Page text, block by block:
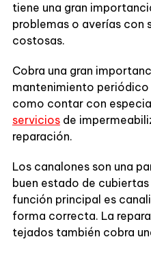
tiene una gran
problemas o averías con
costosas.
Cobra una gran
mantenimiento
como contar con
serviciosde
reparación.
Los canalones son una
buen estado de
función principal es
forma correcta. La
tejados también cobra